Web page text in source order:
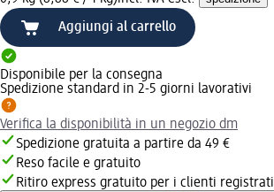
Aggiungi al carrello
Disponibile per la consegna
Spedizione standard in 2-5 giorni lavorativi
Verifica la disponibilità in un negozio dm
Spedizione gratuita a partire da 49 €
Reso facile e gratuito
Ritiro express gratuito per i clienti registrati